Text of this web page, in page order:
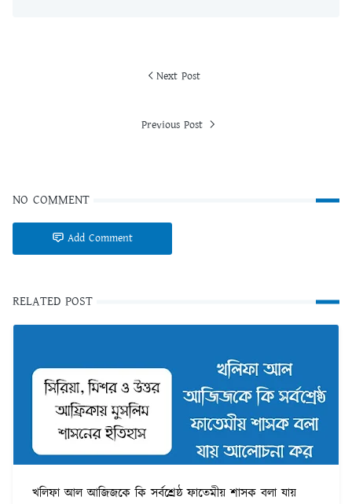
Next Post
Previous Post
NO COMMENT
Add Comment
RELATED POST
খলিফা আল আজিজকে কি সর্বশ্রেষ্ঠ ফাতেমীয় শাসক বলা যায়